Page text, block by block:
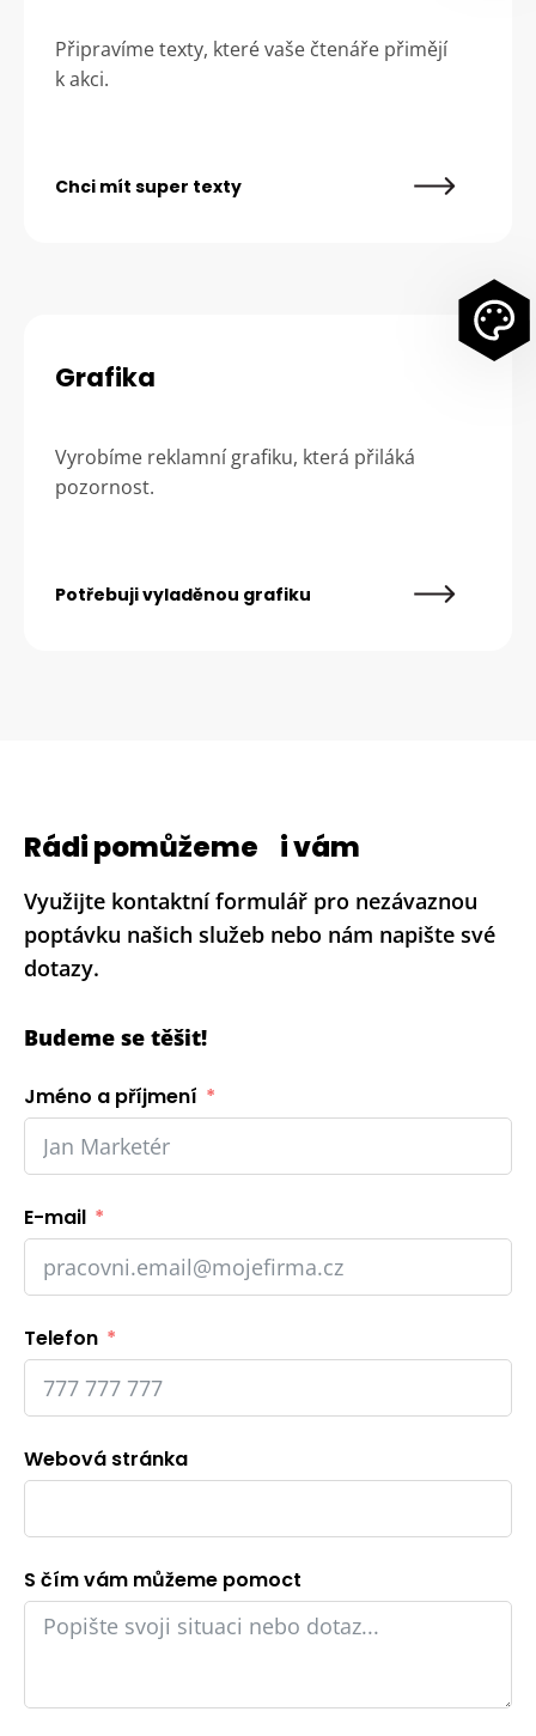
Připravíme texty, které vaše čtenáře přimějí
k akci.
Chci mít super texty
Grafika
Vyrobíme reklamní grafiku, která přiláká
pozornost.
Potřebuji vyladěnou grafiku
Rádi pomůžeme i vám
Využijte kontaktní formulář pro nezávaznou
poptávku našich služeb nebo nám napište své
dotazy.
Budeme se těšit!
Jméno a příjmení
E-mail
Telefon
Webová stránka
S čím vám můžeme pomoct